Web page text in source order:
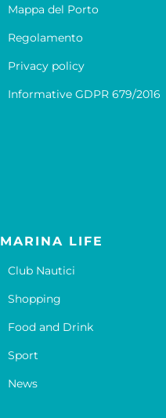
Mappa del Porto
Regolamento
Privacy policy
Informative GDPR 679/2016
MARINA LIFE
Club Nautici
Shopping
Food and Drink
Sport
News